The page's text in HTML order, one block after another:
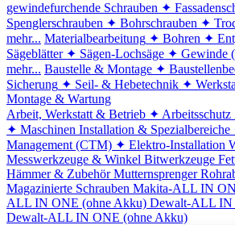
gewindefurchende Schrauben ✦
Spenglerschrauben ✦ Bohrschrauben ✦
mehr... Materialbearbeitung ✦ Bohren ✦
Sägeblätter ✦ Sägen-Lochsäge ✦ Gewinde
mehr... Baustelle & Montage ✦
Sicherung ✦ Seil- & Hebetechnik ✦
Montage & Wartung
Arbeit, Werkstatt & Betrieb ✦ Arbeitsschutz
✦ Maschinen Installation & Spezialbereiche
Management (CTM) ✦ Elektro-Installation
Messwerkzeuge & Winkel Bitwerkzeuge
Hämmer & Zubehör Mutternsprenger
Magazinierte Schrauben Makita-ALL IN
ALL IN ONE (ohne Akku) Dewalt-ALL IN
Dewalt-ALL IN ONE (ohne Akku)